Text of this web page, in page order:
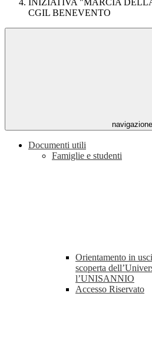
INIZIATIVA "MARCIA
CGIL BENEVENTO
navigazione
Documenti utili
Famiglie e studenti
Orientamento in
scoperta
l’UNISANNIO
Accesso Riservato